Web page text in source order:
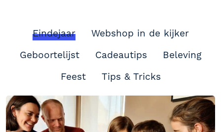
Eindejaar
Webshop in de kijker
Geboortelijst
Cadeautips
Beleving
Feest
Tips & Tricks